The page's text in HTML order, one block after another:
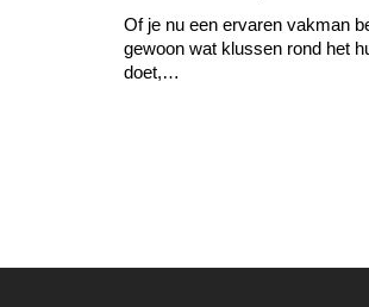
Of je nu een ervaren vakman
gewoon wat klussen rond het
doet,…